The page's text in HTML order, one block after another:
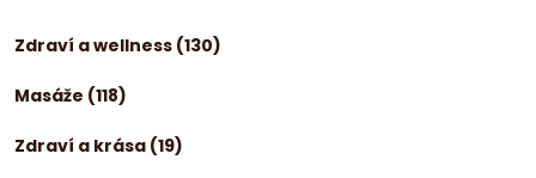
Zdraví a wellness (130)
Masáže (118)
Zdraví a krása (19)